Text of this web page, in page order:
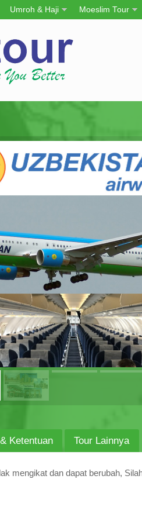
Umroh & Haji Moeslim Tour
Ketentuan Tour Lainnya
mengikat dan dapat berubah,